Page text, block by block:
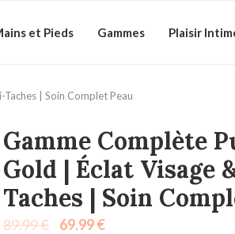
et Pieds Gammes Plaisir
| Soin Complet Peau
Gamme Complète
Gold | Éclat Visage
Taches | Soin
89.99€ 69.99€